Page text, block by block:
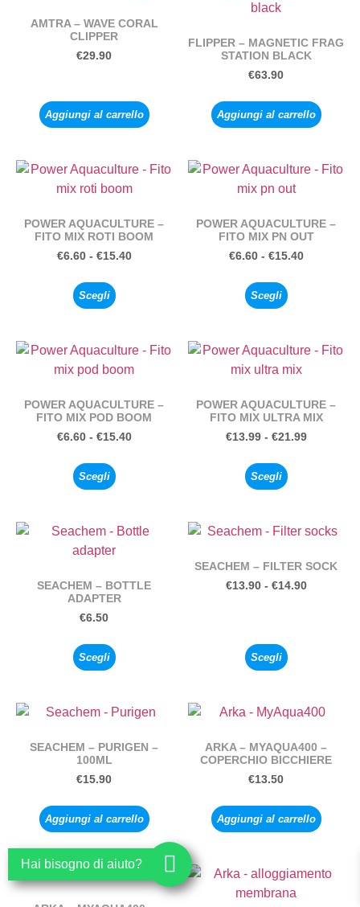
AMTRA – WAVE CORAL
CLIPPER
€29.90
Aggiungi al carrello
FLIPPER – MAGNETIC FRAG
STATION BLACK
€63.90
Aggiungi al carrello
POWER AQUACULTURE –
FITO MIX ROTI BOOM
€6.60 - €15.40
Scegli
POWER AQUACULTURE –
FITO MIX PN OUT
€6.60 - €15.40
Scegli
POWER AQUACULTURE –
FITO MIX POD BOOM
€6.60 - €15.40
Scegli
POWER AQUACULTURE –
FITO MIX ULTRA MIX
€13.99 - €21.99
Scegli
SEACHEM – BOTTLE
ADAPTER
€6.50
Scegli
SEACHEM – FILTER SOCK
€13.90 - €14.90
Scegli
SEACHEM – PURIGEN –
100ML
€15.90
Aggiungi al carrello
ARKA – MYAQUA400 –
COPERCHIO BICCHIERE
€13.50
Aggiungi al carrello
Hai bisogno di aiuto?